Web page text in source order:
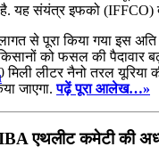
यह संयंत्र इफको (IFFCO)
से पूरा किया गया इस
को फसल की पैदावार
मिली लीटर नैनो तरल
जाएगा.पढ़ें पूरा आलेख…»
IBA एथलीट कमेटी की